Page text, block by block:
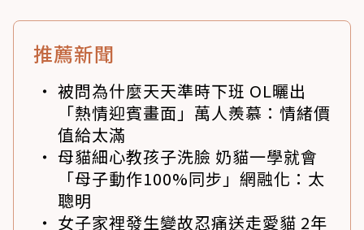
推薦新聞
被問為什麼天天準時下班 OL曬出
「熱情迎賓畫面」萬人羨慕：情緒價
值給太滿
母貓細心教孩子洗臉 奶貓一學就會
「母子動作100%同步」網融化：太
聰明
女子家裡發生變故忍痛送走愛貓 2年